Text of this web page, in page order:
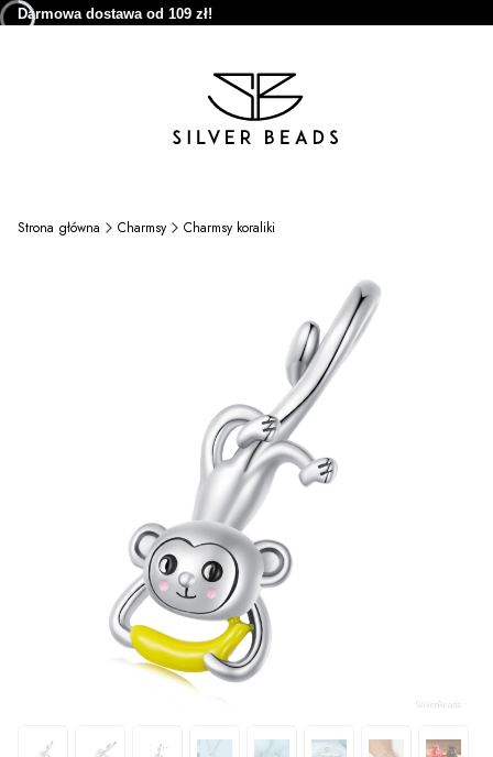
Darmowa dostawa od 109 zł!
Strona główna Charmsy Charmsy koraliki